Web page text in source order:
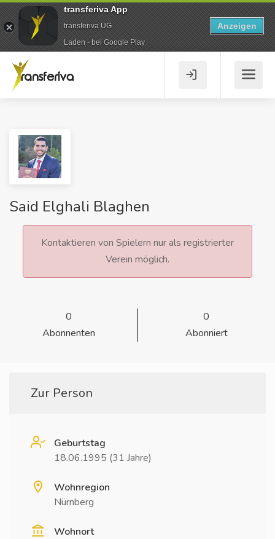
Said Elghali Blaghen
Kontaktieren von Spielern nur als registrierter
Verein möglich.
0
Abonnenten
0
Abonniert
Zur Person
Geburtstag
18.06.1995 (31 Jahre)
Wohnregion
Nürnberg
Wohnort
transferiva App
transferiva UG
Laden - bei Google Play
Anzeigen